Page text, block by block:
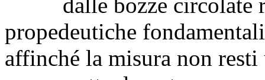
propedeutiche
affinché la misura non